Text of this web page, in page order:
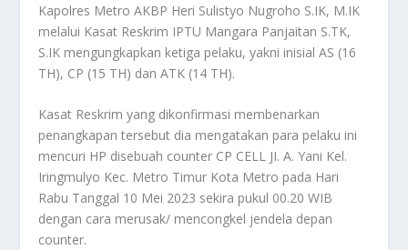
Kapolres Metro AKBP Heri Sulistyo Nugroho S.IK, M.IK
melalui Kasat Reskrim IPTU Mangara Panjaitan S.TK,
S.IK mengungkapkan ketiga pelaku, yakni inisial AS (16
TH), CP (15 TH) dan ATK (14 TH).
Kasat Reskrim yang dikonfirmasi membenarkan
penangkapan tersebut dia mengatakan para pelaku ini
mencuri HP disebuah counter CP CELL JI. A. Yani Kel.
Iringmulyo Kec. Metro Timur Kota Metro pada Hari
Rabu Tanggal 10 Mei 2023 sekira pukul 00.20 WIB
dengan cara merusak/ mencongkel jendela depan
counter.